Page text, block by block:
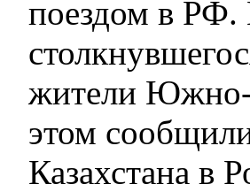
поездом в РФ.
жители Южно-
этом
Казахстана в